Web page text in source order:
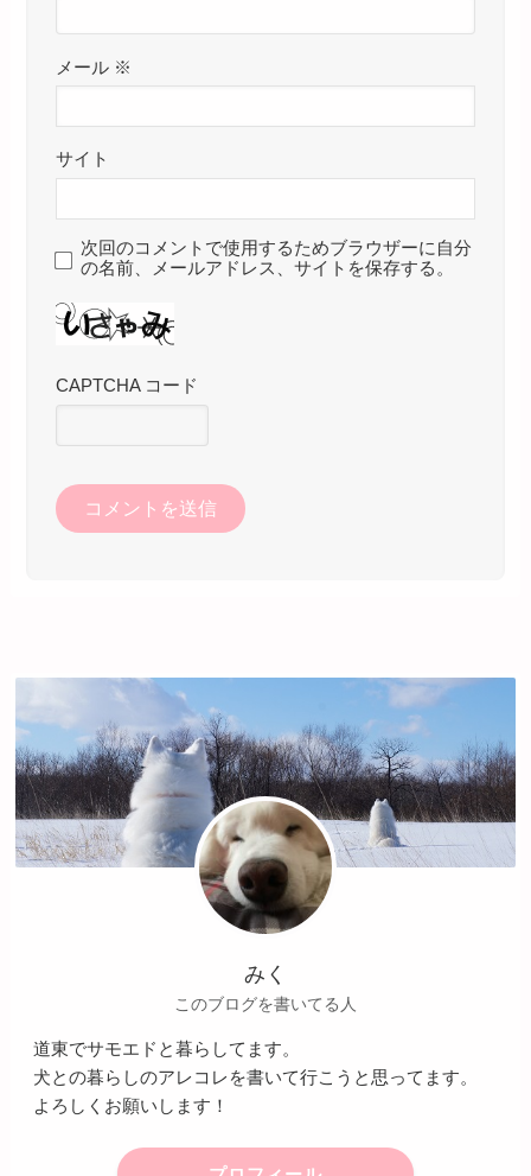
メール ※
サイト
次回のコメントで使用するためブラウザーに自分
の名前、メールアドレス、サイトを保存する。
CAPTCHA コード
みく
このブログを書いてる人
道東でサモエドと暮らしてます。
犬との暮らしのアレコレを書いて行こうと思ってます。
よろしくお願いします！